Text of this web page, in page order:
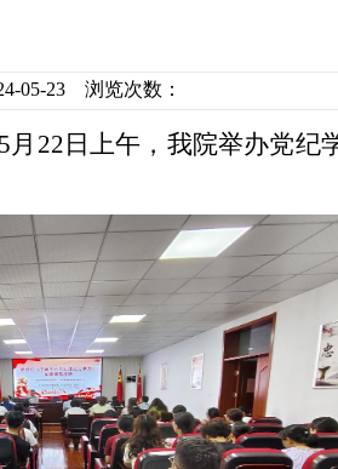
05-23 浏览次数：
22日上午，我院举办党纪